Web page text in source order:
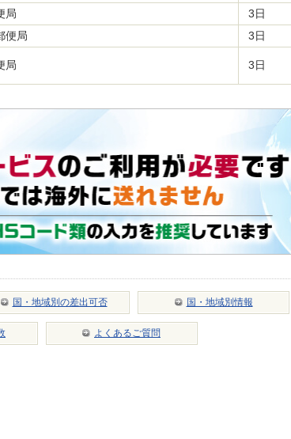
局
3日
便局
3日
局 3日
国・地域別の差出可否 国・地域別情報
よくあるご質問